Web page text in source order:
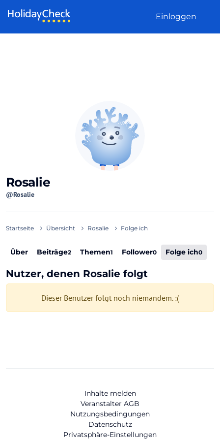
Einloggen
Rosalie
@Rosalie
Startseite Übersicht Rosalie Folge ich
Über Beiträge2 Themen1 Follower0 Folge ich0
Nutzer, denen Rosalie folgt
Dieser Benutzer folgt noch niemandem. :(
Inhalte melden
Veranstalter AGB
Nutzungsbedingungen
Datenschutz
Privatsphäre-Einstellungen